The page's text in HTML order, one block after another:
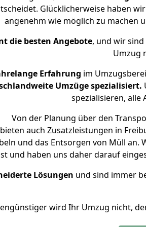
Glücklicherweise haben
angenehm wie möglich zu machen
die besten Angebote, und wir
Umzug
Erfahrung im
Umzüge spezialisiert.
spezialisieren, alle
Von der Planung über den
auch Zusatzleistungen in
und das Entsorgen von Müll an.
und haben uns daher darauf
Lösungen und sind immer
wird Ihr Umzug nicht,